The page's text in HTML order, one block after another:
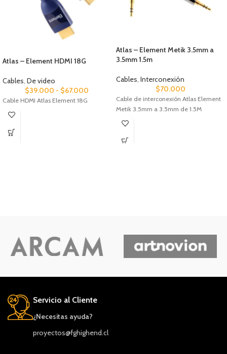
Atlas – Element HDMI 18G
Cables, De video
$39.000 - $67.000
Cable HDMI Atlas Element 18G
Atlas – Element Metik 3.5mm a
3.5mm 1.5m
Cables, Interconexión
$70.000
Cable de interconexión Atlas Element
Metik 3.5mm a 3.5mm de 1.5M
Servicio al Cliente
¿Necesitas ayuda?
proyectos@fghighend.cl